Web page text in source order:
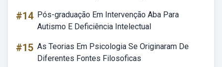
#14 Pós-graduação Em Intervenção Aba Para
Autismo E Deficiência Intelectual
#15 As Teorias Em Psicologia Se Originaram De
Diferentes Fontes Filosoficas